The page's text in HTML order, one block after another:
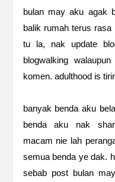
bulan may aku agak
balik rumah terus
tu la, nak update
blogwalking
komen. adulthood is
banyak benda aku
benda aku nak
macam nie lah
semua benda ye dak.
sebab post bulan